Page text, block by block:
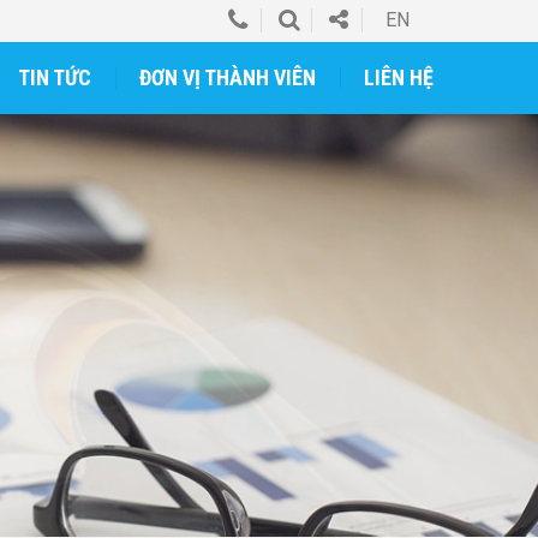
EN
TIN TỨC ĐƠN VỊ THÀNH VIÊN LIÊN HỆ